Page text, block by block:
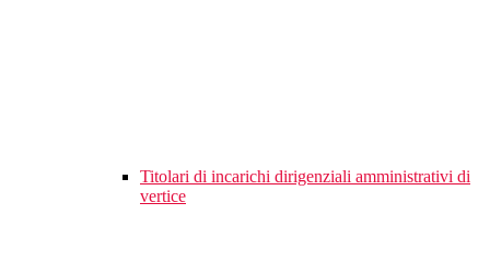
Titolari di incarichi dirigenziali amministrativi di
vertice